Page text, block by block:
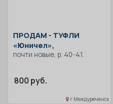
ПРОДАМ - ТУФЛИ
«Юничел»,
почти новые, р. 40-41.
800 руб.
г Междуреченск